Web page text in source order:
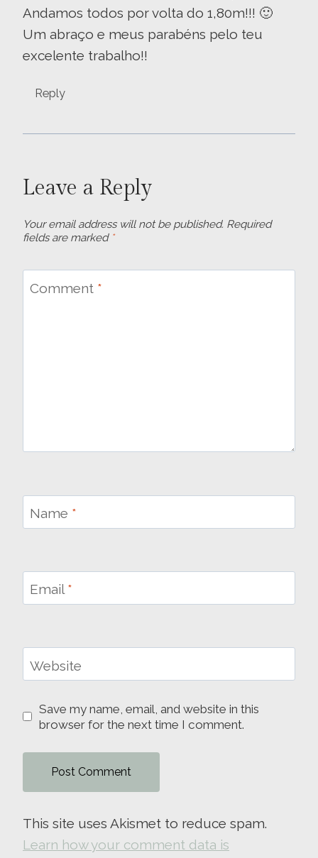
Andamos todos por volta do 1,80m!!! 🙂
Um abraço e meus parabéns pelo teu
excelente trabalho!!
Reply
Leave a Reply
Your email address will not be published. Required
fields are marked *
Comment *
Name *
Email *
Website
Save my name, email, and website in this
browser for the next time I comment.
This site uses Akismet to reduce spam.
Learn how your comment data is